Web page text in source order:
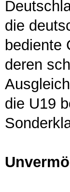
die
bediente
deren
die U19